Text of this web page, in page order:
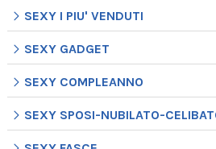
SEXY I PIU' VENDUTI
SEXY GADGET
SEXY COMPLEANNO
SEXY SPOSI-NUBILATO-